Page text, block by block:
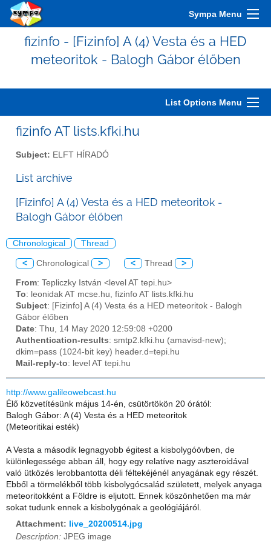
Sympa Menu
fizinfo - [Fizinfo] A (4) Vesta és a HED
meteoritok - Balogh Gábor élőben
List Options Menu
fizinfo AT lists.kfki.hu
Subject: ELFT HÍRADÓ
List archive
[Fizinfo] A (4) Vesta és a HED meteoritok -
Balogh Gábor élőben
Chronological Thread
< Chronological > < Thread >
From: Tepliczky István <level AT tepi.hu>
To: leonidak AT mcse.hu, fizinfo AT lists.kfki.hu
Subject: [Fizinfo] A (4) Vesta és a HED meteoritok - Balogh
Gábor élőben
Date: Thu, 14 May 2020 12:59:08 +0200
Authentication-results: smtp2.kfki.hu (amavisd-new);
dkim=pass (1024-bit key) header.d=tepi.hu
Mail-reply-to: level AT tepi.hu
http://www.galileowebcast.hu
Élő közvetítésünk május 14-én, csütörtökön 20 órától:
Balogh Gábor: A (4) Vesta és a HED meteoritok
(Meteoritikai esték)
A Vesta a második legnagyobb égitest a kisbolygóövben, de
különlegessége abban áll, hogy egy relatíve nagy aszteroidával
való ütközés lerobbantotta déli féltekéjénél anyagának egy részét.
Ebből a törmelékből több kisbolygócsalád született, melyek anyaga
meteoritokként a Földre is eljutott. Ennek köszönhetően ma már
sokat tudunk ennek a kisbolygónak a geológiájáról.
Attachment:
live_20200514.jpg
Description: JPEG image